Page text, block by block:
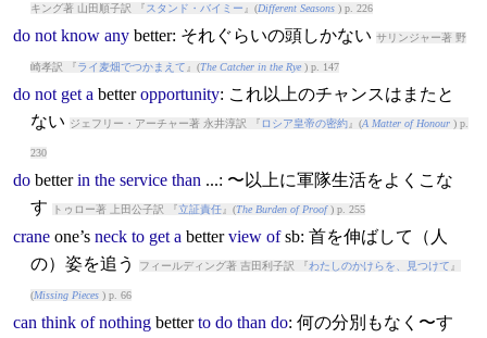
キング著 山田順子訳 『スタンド・バイミー 』(Different Seasons) p. 226
do not know any better: それぐらいの頭しかない サリンジャー著 野
崎孝訳 『ライ麦畑でつかまえて 』(The Catcher in the Rye) p. 147
do not get a better opportunity: これ以上のチャンスはまたと
ない ジェフリー・アーチャー著 永井淳訳 『 ロシア皇帝の密約』(A Matter of Honour) p.
230
do better in the service than ...: 〜以上に軍隊生活をよくこな
す
トゥロー著 上田公子訳 『立証責任』(The Burden of Proof) p. 255
craneone’s neck to get a better view ofsb: 首を伸ばして（人
の）姿を追う
フィールディング著 吉田利子訳 『わたしのかけらを、見つけて 』
(Missing Pieces) p. 66
can think of nothing better to do than do: 何の分別もなく〜す